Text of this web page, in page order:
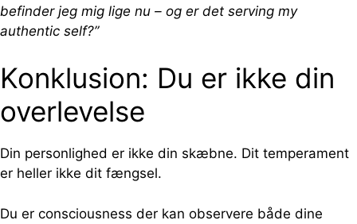
befinder jeg mig lige nu – og er det serving my
authentic self?”
Konklusion: Du er ikke din
overlevelse
Din personlighed er ikke din skæbne. Dit temperament
er heller ikke dit fængsel.
Du er consciousness der kan observere både dine